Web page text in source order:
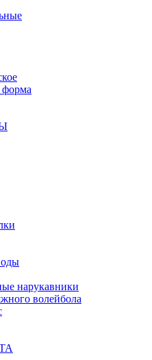
форма
нарукавники
волейбола